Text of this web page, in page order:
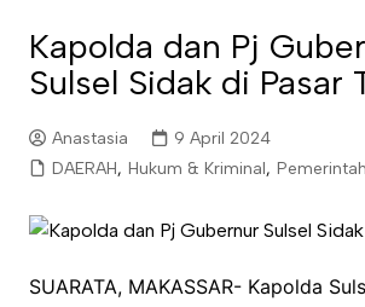
Kapolda dan Pj
Sulsel Sidak di Pasar
Anastasia
9 April 2024
DAERAH, Hukum & Kriminal,
SUARATA, MAKASSAR- Kapolda